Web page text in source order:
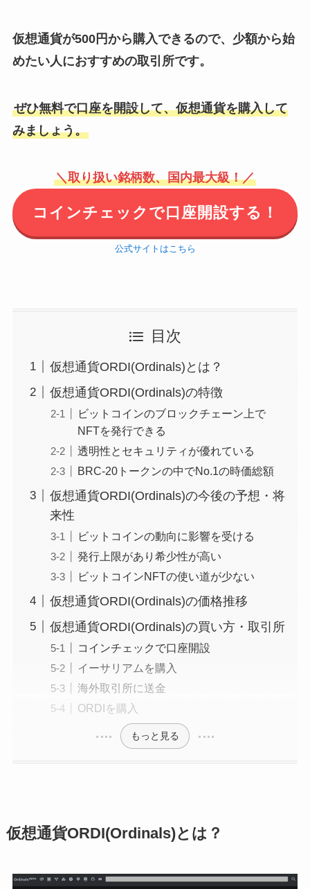
仮想通貨が500円から購入できるので、少額から始
めたい人におすすめの取引所です。
ぜひ無料で口座を開設して、仮想通貨を購入して
みましょう。
＼取り扱い銘柄数、国内最大級！／
コインチェックで口座開設する！
公式サイトはこちら
目次
仮想通貨ORDI(Ordinals)とは？
仮想通貨ORDI(Ordinals)の特徴
ビットコインのブロックチェーン上で
NFTを発行できる
透明性とセキュリティが優れている
BRC-20トークンの中でNo.1の時価総額
仮想通貨ORDI(Ordinals)の今後の予想・将
来性
ビットコインの動向に影響を受ける
発行上限があり希少性が高い
ビットコインNFTの使い道が少ない
仮想通貨ORDI(Ordinals)の価格推移
仮想通貨ORDI(Ordinals)の買い方・取引所
コインチェックで口座開設
イーサリアムを購入
海外取引所に送金
ORDIを購入
もっと見る
仮想通貨ORDI(Ordinals)とは？